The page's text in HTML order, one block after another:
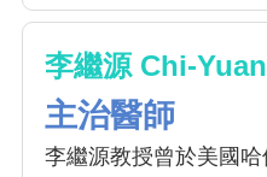
李繼源 Chi-
主治醫師
李繼源教授曾於美國